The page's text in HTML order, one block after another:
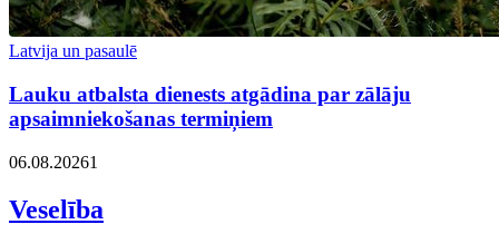
Latvija un pasaulē
Lauku atbalsta dienests atgādina par zālāju
apsaimniekošanas termiņiem
06.08.20261
Veselība